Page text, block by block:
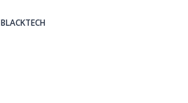
BLACKTECH